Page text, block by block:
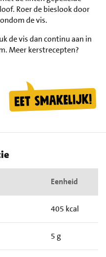
Roer de bieslook door
de vis.
de vis dan continu aan in
Meer kerstrecepten?
Eenheid
405 kcal
5 g